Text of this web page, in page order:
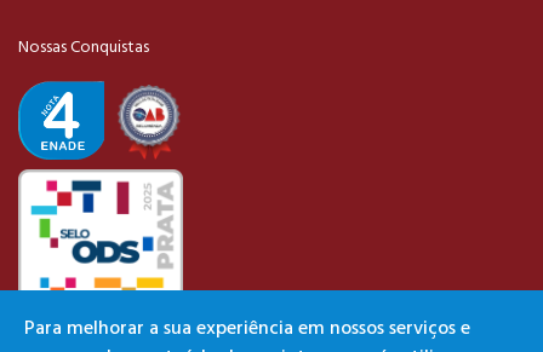
Nossas Conquistas
Para melhorar a sua experiência em nossos serviços e